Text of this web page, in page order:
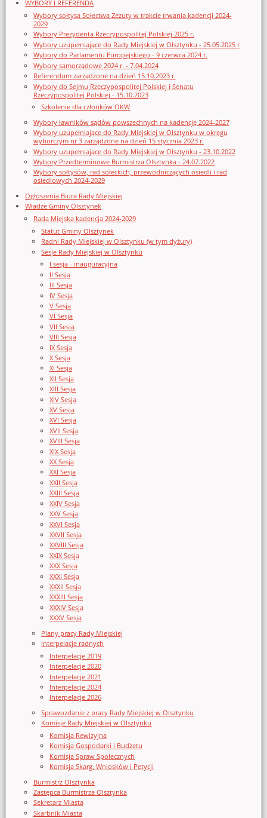
WYBORY I REFERENDA
Wybory sołtysa Sołectwa Zezuty w trakcie trwania kadencji 2024-
2029
Wybory Prezydenta Rzeczypospolitej Polskiej 2025 r.
Wybory uzupełniające do Rady Miejskiej w Olsztynku - 25.05.2025 r
Wybory do Parlamentu Europejskiego - 9 czerwca 2024 r.
Wybory samorządowe 2024 r. - 7.04.2024
Referendum zarządzone na dzień 15.10.2023 r.
Wybory do Sejmu Rzeczypospolitej Polskiej i Senatu
Rzeczypospolitej Polskiej - 15.10.2023
Szkolenie dla członków OKW
Wybory ławników sądów powszechnych na kadencję 2024-2027
Wybory uzupełniające do Rady Miejskiej w Olsztynku w okręgu
wyborczym nr 3 zarządzone na dzień 15 stycznia 2023 r.
Wybory uzupełniające do Rady Miejskiej w Olsztynku - 23.10.2022
Wybory Przedterminowe Burmistrza Olsztynka - 24.07.2022
Wybory sołtysów, rad sołeckich, przewodniczących osiedli i rad
osiedlowych 2024-2029
Ogłoszenia Biura Rady Miejskiej
Władze Gminy Olsztynek
Rada Miejska kadencja 2024-2029
Statut Gminy Olsztynek
Radni Rady Miejskiej w Olsztynku (w tym dyżury)
Sesje Rady Miejskiej w Olsztynku
I sesja - inauguracyjna
II Sesja
III Sesja
IV Sesja
V Sesja
VI Sesja
VII Sesja
VIII Sesja
IX Sesja
X Sesja
XI Sesja
XII Sesja
XIII Sesja
XIV Sesja
XV Sesja
XVI Sesja
XVII Sesja
XVIII Sesja
XIX Sesja
XX Sesja
XXI Sesja
XXII Sesja
XXIII Sesja
XXIV Sesja
XXV Sesja
XXVI Sesja
XXVII Sesja
XXVIII Sesja
XXIX Sesja
XXX Sesja
XXXI Sesja
XXXII Sesja
XXXIII Sesja
XXXIV Sesja
XXXV Sesja
Plany pracy Rady Miejskiej
Interpelacje radnych
Interpelacje 2019
Interpelacje 2020
Interpelacje 2021
Interpelacje 2024
Interpelacje 2026
Sprawozdanie z pracy Rady Miejskiej w Olsztynku
Komisje Rady Miejskiej w Olsztynku
Komisja Rewizyjna
Komisja Gospodarki i Budżetu
Komisja Spraw Społecznych
Komisja Skarg, Wniosków i Petycji
Burmistrz Olsztynka
Zastępca Burmistrza Olsztynka
Sekretarz Miasta
Skarbnik Miasta